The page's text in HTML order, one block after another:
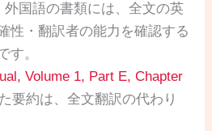
外国語の書類には、全文の英
性・翻訳者の能力を確認する
す。
Volume 1, Part E, Chapter
要約は、全文翻訳の代わり